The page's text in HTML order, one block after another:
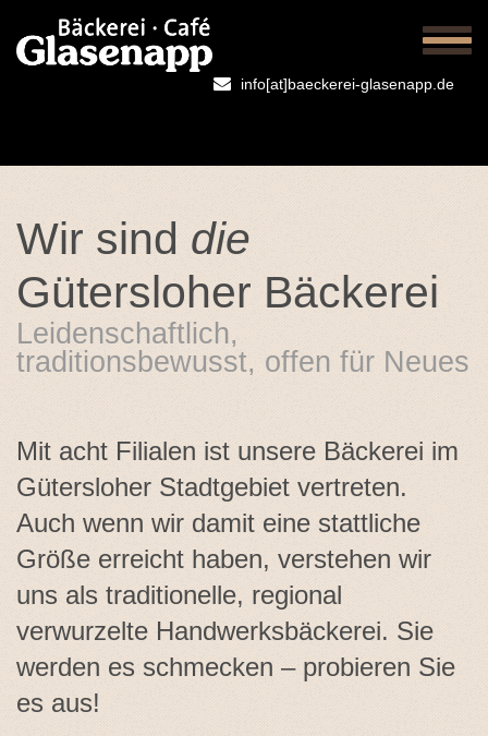
info[at]baeckerei-glasenapp.de
Wir sind die
Gütersloher Bäckerei
Leidenschaftlich,
traditionsbewusst, offen für Neues
Mit acht Filialen ist unsere Bäckerei im
Gütersloher Stadtgebiet vertreten.
Auch wenn wir damit eine stattliche
Größe erreicht haben, verstehen wir
uns als traditionelle, regional
verwurzelte Handwerksbäckerei. Sie
werden es schmecken – probieren Sie
es aus!